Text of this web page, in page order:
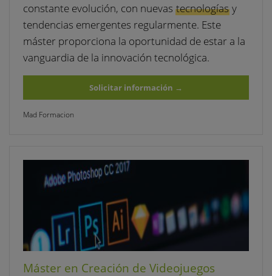
constante evolución, con nuevas tecnologíasy
tendencias emergentes regularmente. Este
máster proporciona la oportunidad de estar a la
vanguardia de la innovación tecnológica.
Solicitar información →
Mad Formacion
Máster en Creación de Videojuegos